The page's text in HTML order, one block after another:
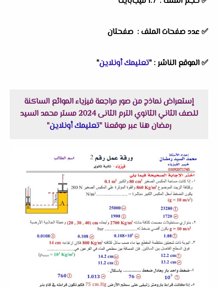
✅ عدد صفحات الملف : صفحتان
✅ الموقع الناشر : "تعليمك أونلاين"
إستعراض نماذج من صور مراجعة فيزياء الموائع الساكنة
للصف الثاني الثانوي الترم الثانى 2024 مستر محمد السيد
رمضان هنا عبر موقعنا "تعليمك أونلاين"